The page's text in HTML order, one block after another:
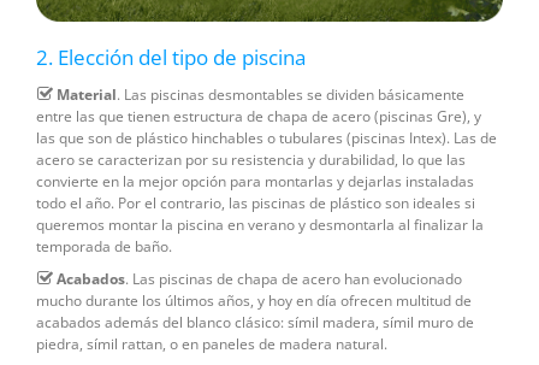
2. Elección del tipo de piscina
Material. Las piscinas desmontables se dividen básicamente
entre las que tienen estructura de chapa de acero (piscinas Gre), y
las que son de plástico hinchables o tubulares (piscinas Intex). Las de
acero se caracterizan por su resistencia y durabilidad, lo que las
convierte en la mejor opción para montarlas y dejarlas instaladas
todo el año. Por el contrario, las piscinas de plástico son ideales si
queremos montar la piscina en verano y desmontarla al finalizar la
temporada de baño.
Acabados. Las piscinas de chapa de acero han evolucionado
mucho durante los últimos años, y hoy en día ofrecen multitud de
acabados además del blanco clásico: símil madera, símil muro de
piedra, símil rattan, o en paneles de madera natural.